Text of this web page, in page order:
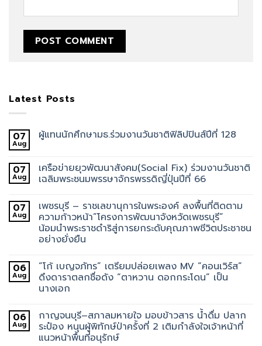
Latest Posts
07
Aug
ผู้แทนนักศึกษามธ.ร่วมงานวันชาติฟิลิปปินส์ปีที่ 128
07
Aug
เครือข่ายยุวพัฒนาสังคม(Social Fix) ร่วมงานวันชาติ
เฉลิมพระชนมพรรษาจักรพรรดิญี่ปุ่นปีที่ 66
07
Aug
เพชรบุรี – ราชเลขานุการในพระองค์ ลงพื้นที่ติดตาม
ความก้าวหน้า”โครงการพัฒนาจังหวัดเพชรบุรี”
น้อมนำพระราชดำริสู่การยกระดับคุณภาพชีวิตประชาชน
อย่างยั่งยืน
06
Aug
“โก้ เบญจภัทร” เตรียมปล่อยเพลง MV “คอนเวิร์ส”
ดึงดาราตลกชื่อดัง “ตาหวาน ดอกกระโดน” เป็น
นางเอก
06
Aug
กาญจนบุรี–สภาลมหายใจ มอบข้าวสาร น้ำดื่ม ปลาก
ระป๋อง หนุนผู้พิทักษ์ป่าครั้งที่ 2 เติมกำลังใจเจ้าหน้าที่
แนวหน้าพื้นที่อนุรักษ์